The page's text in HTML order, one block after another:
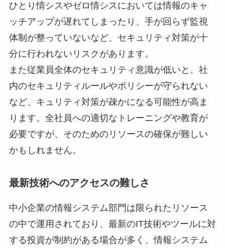
ひとり情シスやゼロ情シスにおいては情報のキャ
ッチアップが遅れてしまったり、手が回らず監視
体制が整っていないなど、セキュリティ対策が十
分に行われないリスクがあります。
また従業員全体のセキュリティ意識が低いと、社
内のセキュリティルールやポリシーが守られない
など、キュリティ対策が疎かになる可能性が高ま
ります。全社員への適切なトレーニングや教育が
必要ですが、そのためのリソースの確保が難しい
かもしれません。
最新技術へのアクセスの難しさ
中小企業の情報システム部門は限られたリソース
の中で運用されており、最新のIT技術やツールに対
する投資が制約がある場合が多く、情報システム